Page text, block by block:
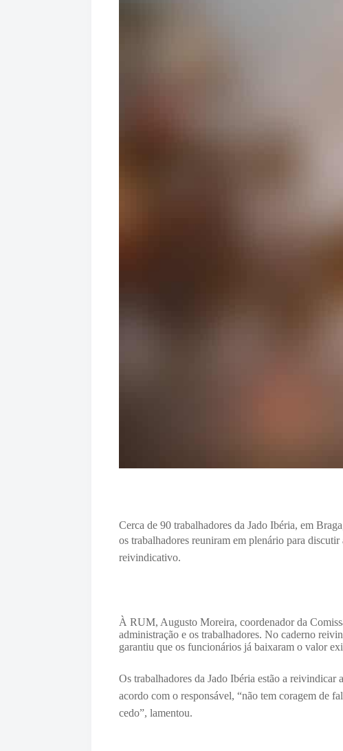
Cerca de 90 trabalhadores da Jado Ibéria, em
os trabalhadores reuniram em plenário para
reivindicativo.
À RUM, Augusto Moreira, coordenador da
administração e os trabalhadores. No caderno
garantiu que os funcionários já baixaram o valor
Os trabalhadores da Jado Ibéria estão a
acordo com o responsável, “não tem coragem de
cedo”, lamentou.